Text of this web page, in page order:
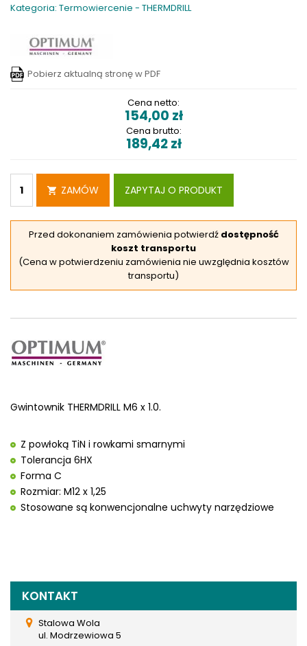
Kategoria: Termowiercenie - THERMDRILL
Pobierz aktualną stronę w PDF
Cena netto:
154,00 zł
Cena brutto:
189,42zł
ZAMÓW ZAPYTAJ O PRODUKT
Przed dokonaniem zamówienia potwierdź dostępność
koszt transportu
(Cena w potwierdzeniu zamówienia nie uwzględnia kosztów
transportu)
Gwintownik THERMDRILL M6 x 1.0.
Z powłoką TiN i rowkami smarnymi
Tolerancja 6HX
Forma C
Rozmiar: M12 x 1,25
Stosowane są konwencjonalne uchwyty narzędziowe
KONTAKT
Stalowa Wola
ul. Modrzewiowa 5